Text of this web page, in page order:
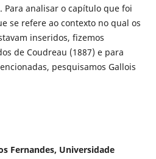
Para analisar o capítulo que foi
se refere ao contexto no qual os
inseridos, fizemos
de Coudreau (1887) e para
pesquisamos Gallois
Fernandes, Universidade